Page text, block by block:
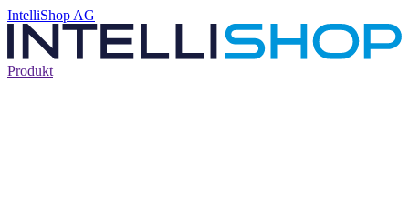
IntelliShop AG
Produkt